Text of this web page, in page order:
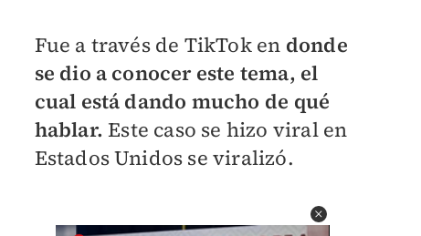
Fue a través de TikTok en donde
se dio a conocer este tema, el
cual está dando mucho de qué
hablar. Este caso se hizo viral en
Estados Unidos se viralizó.​